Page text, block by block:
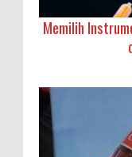
Memilih